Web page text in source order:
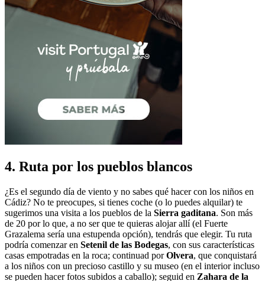
4. Ruta por los pueblos blancos
¿Es el segundo día de viento y no sabes qué hacer con los niños en
Cádiz? No te preocupes, si tienes coche (o lo puedes alquilar) te
sugerimos una visita a los pueblos de la Sierra gaditana. Son más
de 20 por lo que, a no ser que te quieras alojar allí (el Fuerte
Grazalema sería una estupenda opción), tendrás que elegir. Tu ruta
podría comenzar en Setenil de las Bodegas, con sus características
casas empotradas en la roca; continuad porOlvera, que conquistará
a los niños con un precioso castillo y su museo (en el interior incluso
se pueden hacer fotos subidos a caballo); seguid en Zahara de la